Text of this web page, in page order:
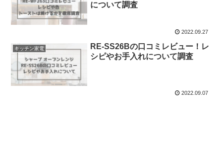
について調査
2022.09.27
キッチン家電
RE-SS26Bの口コミレビュー！レ
シピやお手入れについて調査
2022.09.07